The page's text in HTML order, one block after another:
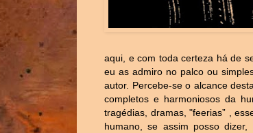
aqui, e com toda certeza há de
eu as admiro no palco ou
autor. Percebe-se o alcance
completos e harmoniosos da
tragédias, dramas, "feerias” ,
humano, se assim posso